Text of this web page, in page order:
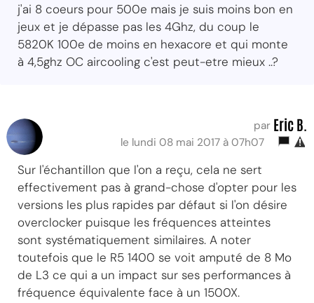
j'ai 8 coeurs pour 500e mais je suis moins bon en
jeux et je dépasse pas les 4Ghz, du coup le
5820K 100e de moins en hexacore et qui monte
à 4,5ghz OC aircooling c'est peut-etre mieux ..?
par Eric B.
le lundi 08 mai 2017 à 07h07
Sur l'échantillon que l'on a reçu, cela ne sert
effectivement pas à grand-chose d'opter pour les
versions les plus rapides par défaut si l'on désire
overclocker puisque les fréquences atteintes
sont systématiquement similaires. A noter
toutefois que le R5 1400 se voit amputé de 8 Mo
de L3 ce qui a un impact sur ses performances à
fréquence équivalente face à un 1500X.